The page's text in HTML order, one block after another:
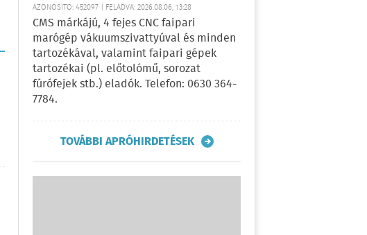
AZONOSÍTÓ: 452097 | FELADVA: 2026.08.06, 13:28
CMS márkájú, 4 fejes CNC faipari
marógép vákuumszivattyúval és minden
tartozékával, valamint faipari gépek
tartozékai (pl. előtolómű, sorozat
fúrófejek stb.) eladók. Telefon: 0630 364-
7784.
TOVÁBBI APRÓHIRDETÉSEK